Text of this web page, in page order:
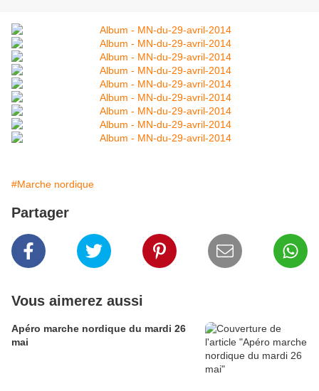
#Marche nordique
Partager
Vous aimerez aussi
Apéro marche nordique du mardi 26
mai